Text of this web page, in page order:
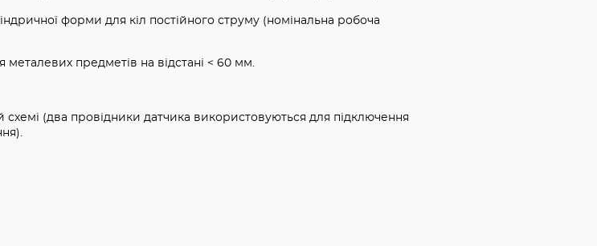
форми для кіл постійного струму (номінальна робоча
предметів на відстані < 60 мм.
схемі (два провідники датчика використовуються для підключення